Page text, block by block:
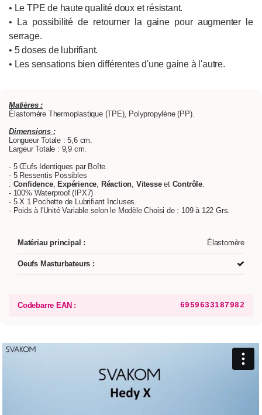
• Le TPE de haute qualité doux et résistant.
• La possibilité de retourner la gaine pour augmenter le
serrage.
• 5 doses de lubrifiant.
• Les sensations bien différentes d'une gaine à l'autre.
Matières :
Élastomère Thermoplastique (TPE), Polypropylène (PP).
Dimensions :
Longueur Totale : 5,6 cm.
Largeur Totale : 9,9 cm.
- 5 Œufs Identiques par Boîte.
- 5 Ressentis Possibles
: Confidence, Expérience, Réaction, Vitesseet Contrôle.
- 100% Waterproof (IPX7)
- 5 X 1 Pochette de Lubrifiant Incluses.
- Poids à l'Unité Variable selon le Modèle Choisi de : 109 à 122 Grs.
Matériau principal : Élastomère
Oeufs Masturbateurs :
Codebarre EAN : 6959633187982